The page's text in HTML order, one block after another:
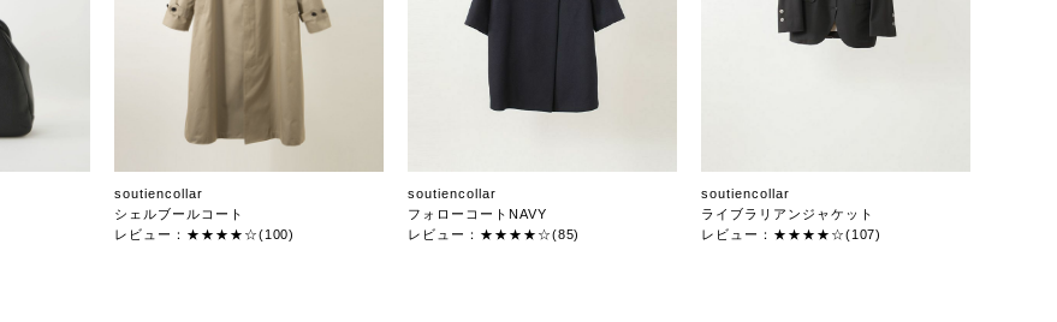
soutiencollar
シェルブールコート
レビュー：★★★★☆(100)
soutiencollar
フォローコートNAVY
レビュー：★★★★☆(85)
soutiencollar
ライブラリアンジャケット
レビュー：★★★★☆(107)